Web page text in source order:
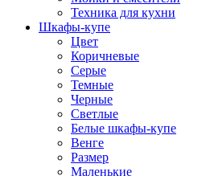
Техника для кухни
Шкафы-купе
Цвет
Коричневые
Серые
Темные
Черные
Светлые
Белые шкафы-купе
Венге
Размер
Маленькие